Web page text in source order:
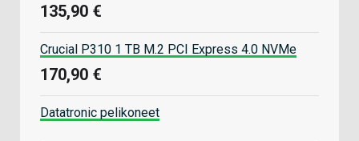
135,90 €
Crucial P310 1 TB M.2 PCI Express 4.0 NVMe
170,90 €
Datatronic pelikoneet